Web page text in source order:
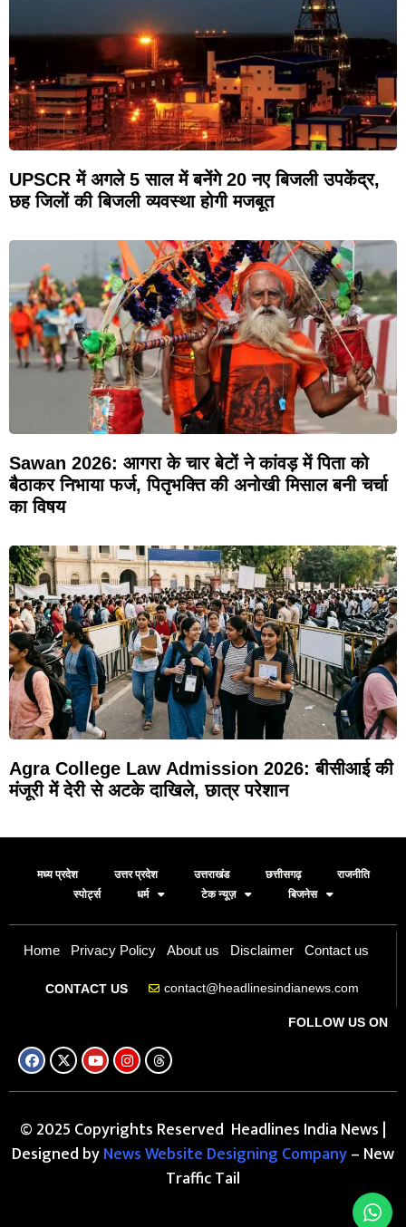
UPSCR में अगले 5 साल में बनेंगे 20 नए बिजली उपकेंद्र,
छह जिलों की बिजली व्यवस्था होगी मजबूत
Sawan 2026: आगरा के चार बेटों ने कांवड़ में पिता को
बैठाकर निभाया फर्ज, पितृभक्ति की अनोखी मिसाल बनी चर्चा
का विषय
Agra College Law Admission 2026: बीसीआई की
मंजूरी में देरी से अटके दाखिले, छात्र परेशान
मध्य प्रदेश उत्तर प्रदेश उत्तराखंड छत्तीसगढ़
राजनीति
स्पोर्ट्स
धर्म टेक न्यूज़ बिजनेस
Home Privacy Policy About us Disclaimer Contact us
CONTACT US contact@headlinesindianews.com
FOLLOW US ON
© 2025 Copyrights Reserved Headlines India News |
Designed byNews Website Designing Company– New
Traffic Tail